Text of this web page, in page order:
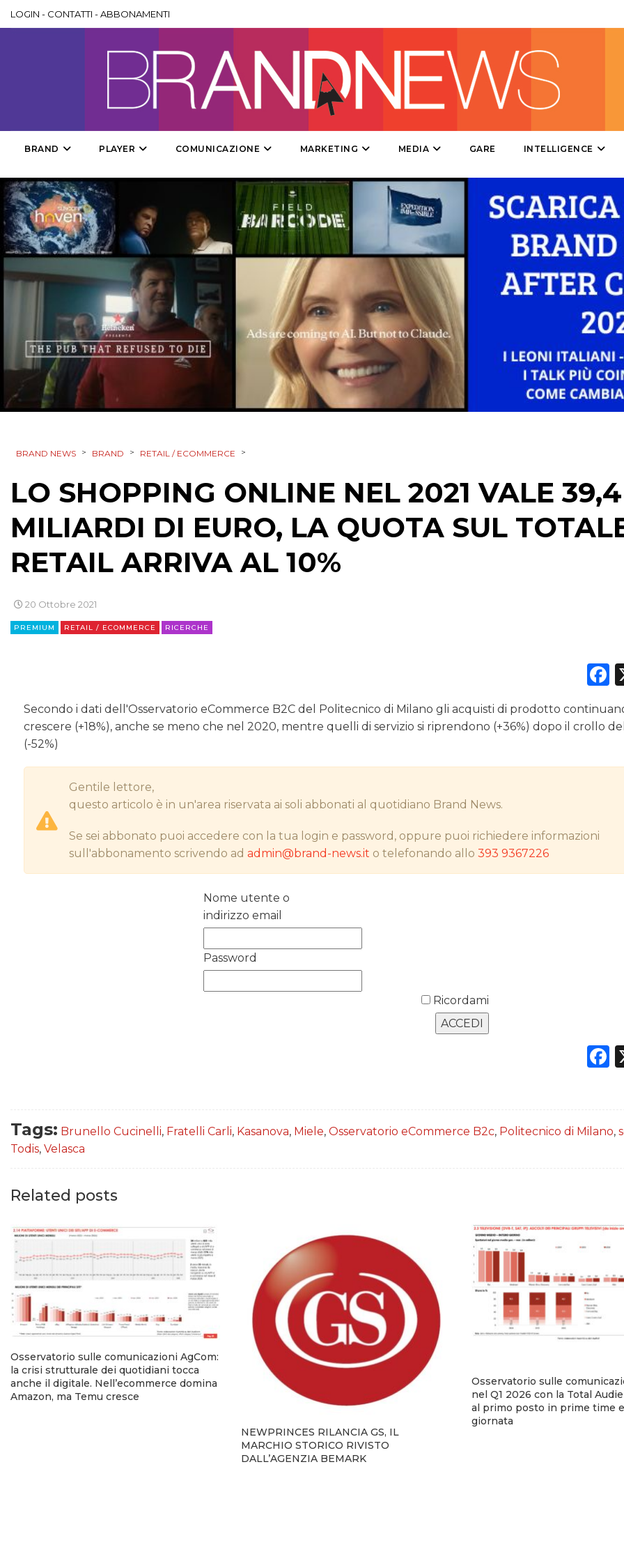
DESIGN
PUNTI VENDITA
CSR
STRATEGIE
CINEMA
RADIO / AUDIO
RICERCHE
CASE HISTORY
LOGIN - CONTATTI -ABBONAMENTI
BRAND PLAYER COMUNICAZIONE MARKETING MEDIA GARE INTELLIGENCE
BRAND NEWS > BRAND > RETAIL / ECOMMERCE >
LO SHOPPING ONLINE NEL 2021 VALE 39,4
MILIARDI DI EURO, LA QUOTA SUL
RETAIL ARRIVA AL 10%
20 Ottobre 2021
PREMIUM RETAIL / ECOMMERCE RICERCHE
Secondo i dati dell'Osservatorio eCommerce B2C del Politecnico di Milano gli acquisti di prodotto
crescere (+18%), anche se meno che nel 2020, mentre quelli di servizio si riprendono (+36%) dopo il crollo
(-52%)
Gentile lettore,
questo articolo è in un'area riservata ai soli abbonati al quotidiano Brand News.
Se sei abbonato puoi accedere con la tua login e password, oppure puoi richiedere informazioni
sull'abbonamento scrivendo adadmin@brand-news.it o telefonando allo393 9367226
Nome utente o
indirizzo email
Password
Ricordami
Tags: Brunello Cucinelli, Fratelli Carli, Kasanova, Miele, Osservatorio eCommerce B2c, Politecnico di Milano,
Todis, Velasca
Related posts
Osservatorio sulle comunicazioni AgCom:
la crisi strutturale dei quotidiani tocca
anche il digitale. Nell’ecommerce domina
Amazon, ma Temu cresce
NEWPRINCES RILANCIA GS, IL
MARCHIO STORICO RIVISTO
DALL’AGENZIA BEMARK
Osservatorio sulle
nel Q1 2026 con la Total
al primo posto in prime time
giornata